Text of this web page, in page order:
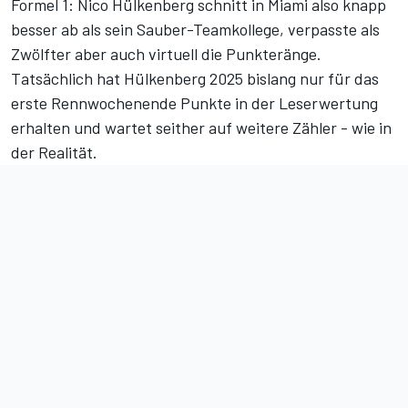
Formel 1: Nico Hülkenberg schnitt in Miami also knapp
besser ab als sein Sauber-Teamkollege, verpasste als
Zwölfter aber auch virtuell die Punkteränge.
Tatsächlich hat Hülkenberg 2025 bislang nur für das
erste Rennwochenende Punkte in der Leserwertung
erhalten und wartet seither auf weitere Zähler - wie in
der Realität.